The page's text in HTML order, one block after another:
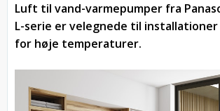
Luft til vand-varmepumper fra
L-serie er velegnede til
for høje temperaturer.